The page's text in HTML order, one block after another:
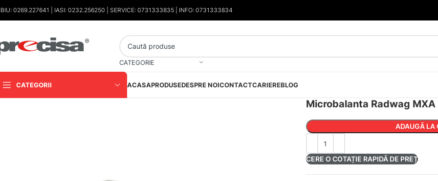
0269.227641 | IASI: 0232.256250 | SERVICE: 0731333835 | INFO: 0731333834
CATEGORIE
CATEGORII ACASAPRODUSEDESPRE NOICONTACTCARIEREBLOG
Microbalanta Radwag MXA
ADAUGĂ LA
CERE O COTAȚIE RAPIDĂ DE PREȚ